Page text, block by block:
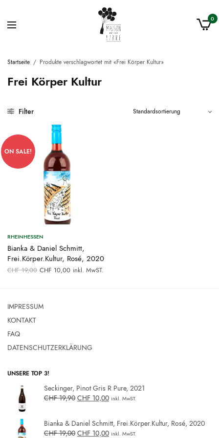
0
Startseite / Produkte verschlagwortet mit «Frei Körper Kultur»
Frei Körper Kultur
Filter
ON SALE!
RHEINHESSEN
Bianka & Daniel Schmitt,
Frei.Körper.Kultur, Rosé, 2020
CHF19,00 Ursprünglicher
Preis war:
CHF 10,00Aktueller
inkl. MwST.
IMPRESSUM
KONTAKT
FAQ
DATENSCHUTZERKLÄRUNG
UNSERE TOP 3!
Seckinger, Pinot Gris R Pure, 2021
CHF19,90 CHF 10,00 inkl. MwST.
Bianka & Daniel Schmitt, Frei.Körper.Kultur, Rosé, 2020
CHF19,00 CHF 10,00 inkl. MwST.